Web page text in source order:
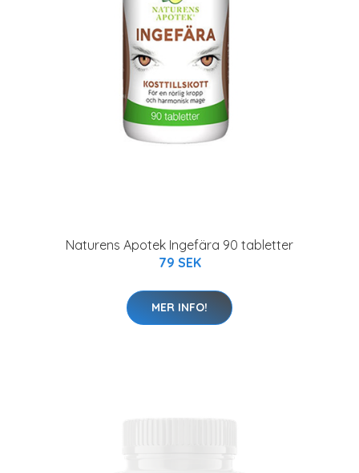
Naturens Apotek Ingefära 90 tabletter
79 SEK
MER INFO!